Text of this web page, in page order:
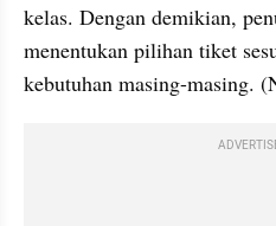
kelas. Dengan demikian,
menentukan pilihan tiket
kebutuhan masing-masing.